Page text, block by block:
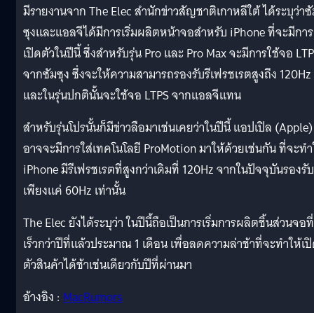
มีรายงานจาก The Elec สำนักข่าวสัญชาติเกาหลีใต้ ได้ระบุว่า
ซุงและแอลจีได้มีการเริ่มผลิตหน้าจอสำหรับ iPhone ที่จะมีการ
เปิดตัวในปีนี้ ซึ่งสำหรับรุ่น Pro และ Pro Max จะมีการใช้จอ
จากซัมซุง ซึ่งจะให้ความสามารถรองรับรีเฟรชเรตสูงถึง 120Hz
และในรุ่นปกตินั้นจะใช้จอ LTPS จากแอลจีแทน
สำหรับรุ่นโปรนั้นก็มีข่าวลือมาเช่นเคยว่าในปีนี้ แอปเปิล (Apple)
อาจจะมีการใส่เทคโนโลยี ProMotion มาให้ด้วยเช่นกัน ที่จะท
iPhone มีรีเฟรชเรตที่สูงกว่าเดิมที่ 120Hz จากในปัจจุบันรองรับ
เพียงแค่ 60Hz เท่านั้น
The Elec ยังได้ระบุว่า ในปีนี้ถือเป็นการเริ่มการผลิตชิ้นส่วนจอที่
เร็วกว่าปีที่แล้วประมาณ 1 เดือน เพื่อลดความล่าช้าที่จะทำให้เ
ตัวสินค้าได้ช้าเช่นเดียวกับปีที่ผ่านมา
อ้างอิง : MacRumors